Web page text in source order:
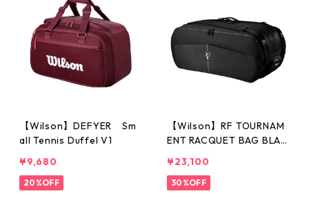
【Wilson】DEFYER Sm
all Tennis Duffel V1
¥9,680
20%OFF
【Wilson】RF TOURNAM
ENT RACQUET BAG BLAC
¥23,100
30%OFF